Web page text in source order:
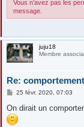
Vous n’avez pas les
message.
juju18
Membre
Re:
M
s
s
a
25 févr. 2020, 07:03
On dirait un